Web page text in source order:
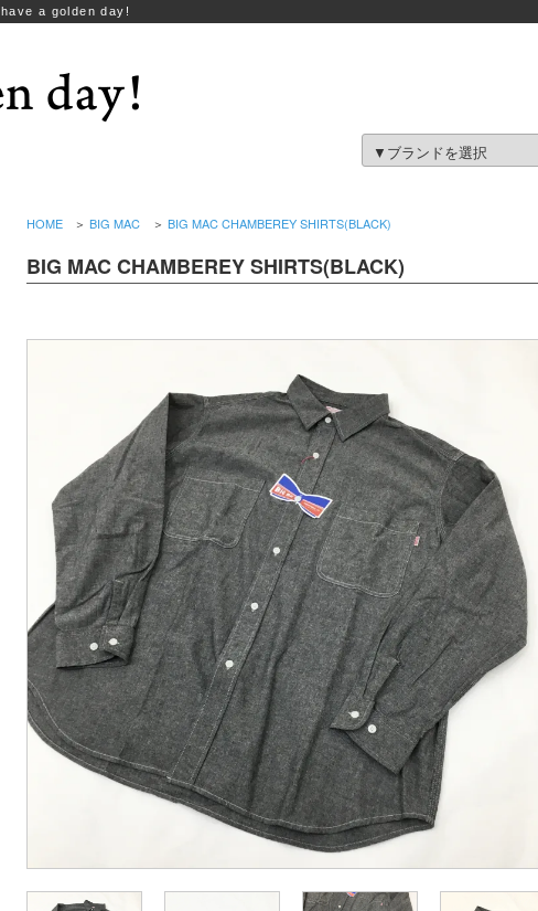
have a golden day!
HOME ＞BIG MAC ＞ BIG MAC CHAMBEREY SHIRTS(BLACK)
BIG MAC CHAMBEREY SHIRTS(BLACK)